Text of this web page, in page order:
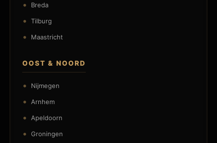
Breda
Tilburg
Maastricht
OOST & NOORD
Nijmegen
Arnhem
Apeldoorn
Groningen